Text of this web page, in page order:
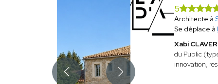
5
Architecte à
Se déplace à
Xabi
du Public
innovation,